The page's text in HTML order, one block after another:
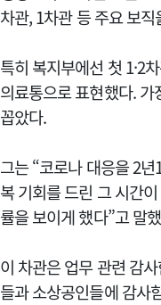
차관, 1차관 등 주요 보
특히 복지부에선 첫 1·2
의료통으로 표현했다.
꼽았다.
그는 “코로나 대응을 2
복 기회를 드린 그 시간
률을 보이게 했다”고 말
이 차관은 업무 관련 감
들과 소상공인들에 감사